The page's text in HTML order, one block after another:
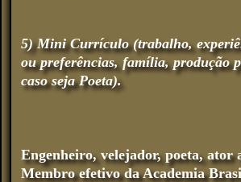
5) Mini Currículo (trabalho,
ou preferências, família, produção
caso seja Poeta).
Engenheiro, velejador, poeta, ator
Membro efetivo da Academia